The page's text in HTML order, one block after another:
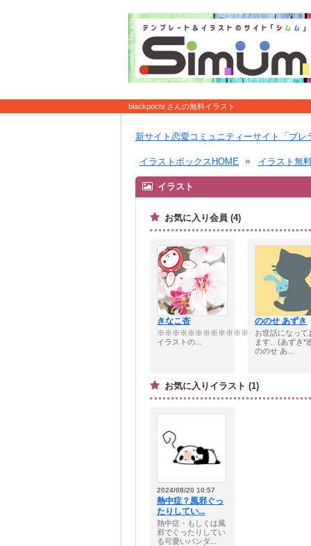
blackpochi さんの無料イラスト
新サイト恋愛コミュニティーサイト「ブレ
イラストボックスHOME イラスト無
イラスト
お気に入り会員 (4)
きなこ杏
※※※※※※※※※※※※※※※※※※※■
イラストの...
ののせ あずき
お世話になって
ます、(あずき*
ののせ あ...
お気に入りイラスト (1)
2024/08/20 10:57
熱中症？風邪ぐっ
たりしてい...
熱中症・もしくは風
邪でぐったりしてい
る可愛いパンダ...